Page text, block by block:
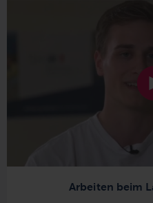
Arbeiten beim